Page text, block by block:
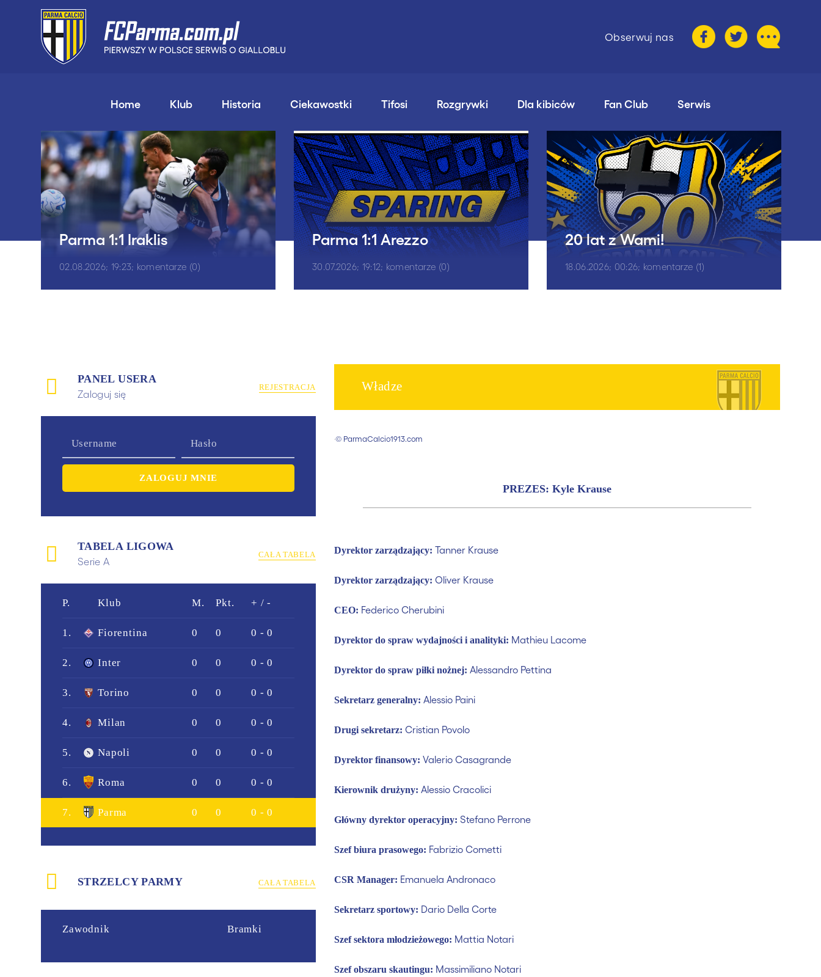
Obserwuj nas
Home Klub Historia Ciekawostki Tifosi Rozgrywki Dla kibiców Fan Club Serwis
Parma 1:1 Iraklis
02.08.2026; 19:23; komentarze (0)
Parma 1:1 Arezzo
30.07.2026; 19:12; komentarze (0)
20 lat z Wami!
18.06.2026; 00:26; komentarze (1)
PANEL USERA
Zaloguj się
REJESTRACJA
TABELA LIGOWA
Serie A
CAŁA TABELA
P. Klub M. Pkt. + / -
1. Fiorentina 0 0 0 - 0
2. Inter 0 0 0 - 0
3. Torino 0 0 0 - 0
4. Milan 0 0 0 - 0
5. Napoli 0 0 0 - 0
6. Roma 0 0 0 - 0
7. Parma 0 0 0 - 0
STRZELCY PARMY CAŁA TABELA
Zawodnik Bramki
Władze
© ParmaCalcio1913.com
PREZES: Kyle Krause
Dyrektor zarządzający: Tanner Krause
Dyrektor zarządzający: Oliver Krause
CEO: Federico Cherubini
Dyrektor do spraw wydajności i analityki: Mathieu Lacome
Dyrektor do spraw piłki nożnej: Alessandro Pettina
Sekretarz generalny: Alessio Paini
Drugi sekretarz: Cristian Povolo
Dyrektor finansowy: Valerio Casagrande
Kierownik drużyny: Alessio Cracolici
Główny dyrektor operacyjny: Stefano Perrone
Szef biura prasowego: Fabrizio Cometti
CSR Manager: Emanuela Andronaco
Sekretarz sportowy: Dario Della Corte
Szef sektora młodzieżowego: Mattia Notari
Szef obszaru skautingu: Massimiliano Notari